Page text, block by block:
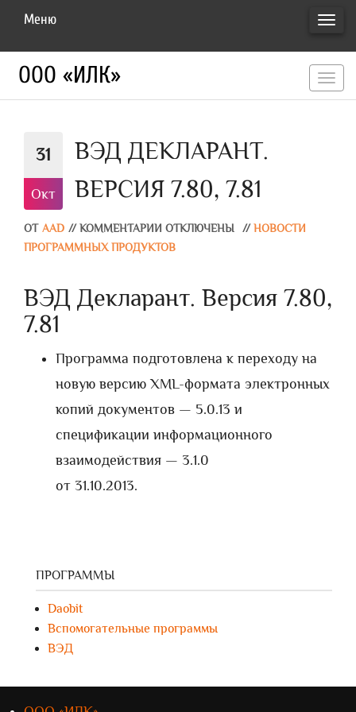
Меню
ООО «ИЛК»
31
Окт
ВЭД ДЕКЛАРАНТ.
ВЕРСИЯ 7.80, 7.81
ОТ AAD // КОММЕНТАРИИ ОТКЛЮЧЕНЫ // НОВОСТИ
ПРОГРАММНЫХ ПРОДУКТОВ
ВЭД Декларант. Версия 7.80,
7.81
Программа подготовлена к переходу на
новую версию XML-формата электронных
копий документов — 5.0.13 и
спецификации информационного
взаимодействия — 3.1.0
от 31.10.2013.
ПРОГРАММЫ
Daobit
Вспомогательные программы
ВЭД